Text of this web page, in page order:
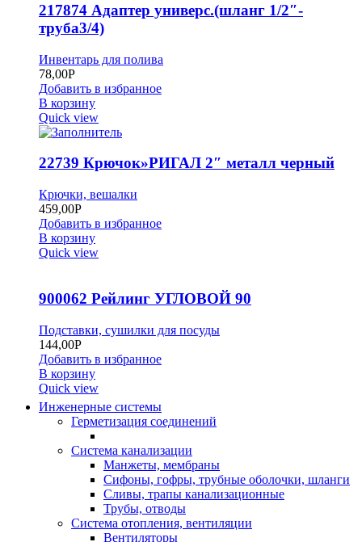
217874 Адаптер универс.(шланг 1/2″-
труба3/4)
Инвентарь для полива
78,00Р
Добавить в избранное
В корзину
Quick view
22739 Крючок»РИГАЛ 2″ металл черный
Крючки, вешалки
459,00Р
Добавить в избранное
В корзину
Quick view
900062 Рейлинг УГЛОВОЙ 90
Подставки, сушилки для посуды
144,00Р
Добавить в избранное
В корзину
Quick view
Инженерные системы
Герметизация соединений
Система канализации
Манжеты, мембраны
Сифоны, гофры, трубные оболочки, шланги
Сливы, трапы канализационные
Трубы, отводы
Система отопления, вентиляции
Вентиляторы